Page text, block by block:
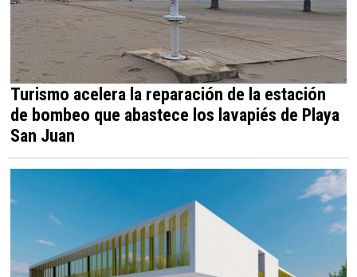
Turismo acelera la reparación de la estación
de bombeo que abastece los lavapiés de Playa
San Juan